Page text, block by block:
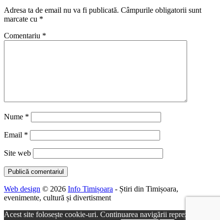
Adresa ta de email nu va fi publicată. Câmpurile obligatorii sunt
marcate cu *
Comentariu *
Nume *
Email *
Site web
Web design © 2026 Info Timișoara - Știri din Timișoara,
evenimente, cultură și divertisment
Acest site folosește cookie-uri. Continuarea navigării reprezintă